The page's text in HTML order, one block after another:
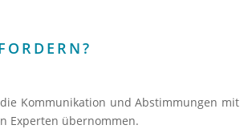
Kommunikation und Abstimmungen mit
Experten übernommen.